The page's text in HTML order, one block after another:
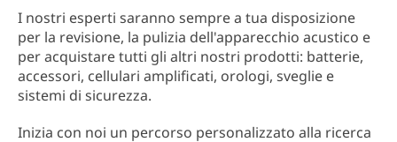
I nostri esperti saranno sempre a tua disposizione
per la revisione, la pulizia dell'apparecchio acustico e
per acquistare tutti gli altri nostri prodotti: batterie,
accessori, cellulari amplificati, orologi, sveglie e
sistemi di sicurezza.
Inizia con noi un percorso personalizzato alla ricerca